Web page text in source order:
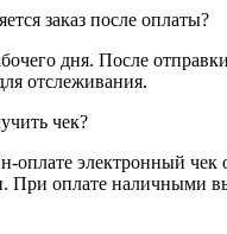
заказ после оплаты?
дня. После
отслеживания.
чек?
оплате электронный чек
При оплате наличными